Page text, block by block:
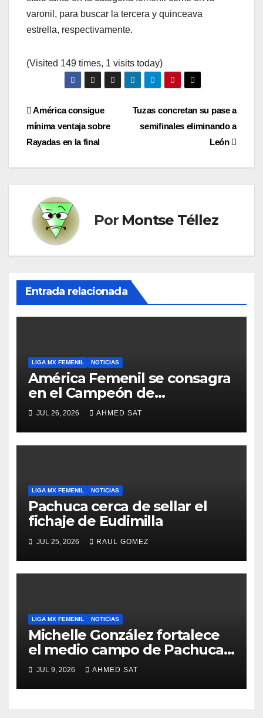
varonil, para buscar la tercera y quinceava
estrella, respectivamente.
(Visited 149 times, 1 visits today)
Navegación
de
entradas
Tuzas concretan su pase a
semifinales eliminando a
León
América consigue
mínima ventaja sobre
Rayadas en la final
Por Montse Téllez
Entrada relacionada
LIGA MX FEMENIL NOTICIAS
América Femenil se consagra
en el Campeón de
Campeonas
JUL 26, 2026 AHMED SAT
LIGA MX FEMENIL NOTICIAS
Pachuca cerca de sellar el
fichaje de Eudimilla
JUL 25, 2026 RAUL GOMEZ
LIGA MX FEMENIL NOTICIAS
Michelle González fortalece
el medio campo de Pachuca
Femenil
JUL 9, 2026 AHMED SAT